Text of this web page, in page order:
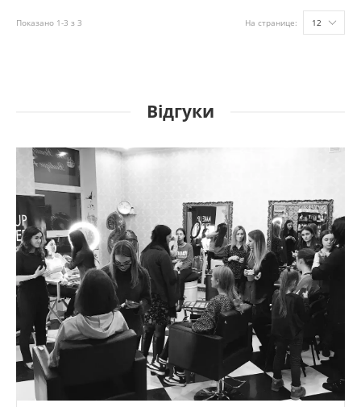
Показано 1-3 з 3 На странице: 12
Відгуки